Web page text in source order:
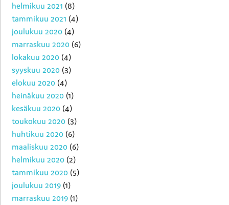
helmikuu 2021 (8)
tammikuu 2021 (4)
joulukuu 2020 (4)
marraskuu 2020 (6)
lokakuu 2020 (4)
syyskuu 2020 (3)
elokuu 2020 (4)
heinäkuu 2020 (1)
kesäkuu 2020 (4)
toukokuu 2020 (3)
huhtikuu 2020 (6)
maaliskuu 2020 (6)
helmikuu 2020 (2)
tammikuu 2020 (5)
joulukuu 2019 (1)
marraskuu 2019 (1)